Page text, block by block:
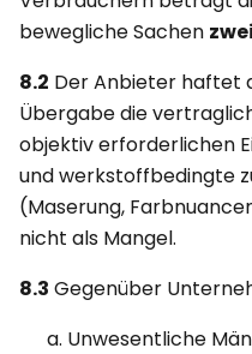
bewegliche Sachen
8.2 Der Anbieter haftet
Übergabe die
objektiv erforderlichen
und werkstoffbedingte
(Maserung,
nicht als Mangel.
8.3 Gegenüber
Unwesentliche